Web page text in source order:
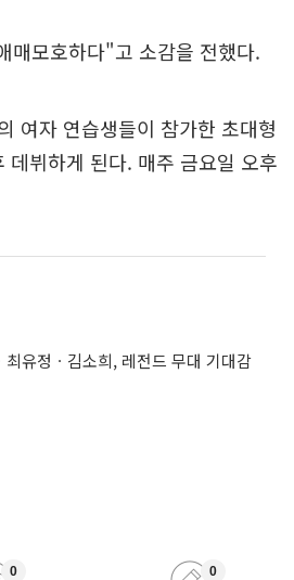
매모호하다"고 소감을 전했다.
여자 연습생들이 참가한 초대형
뷔하게 된다. 매주 금요일 오후
최유정ㆍ김소희, 레전드 무대 기대감
0 0